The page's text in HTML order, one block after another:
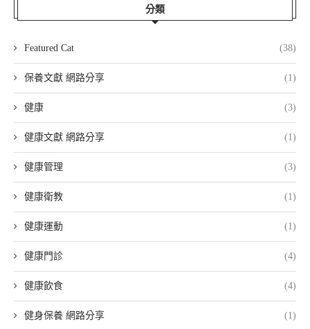
分類
Featured Cat (38)
保養文獻 網路分享 (1)
健康 (3)
健康文獻 網路分享 (1)
健康管理 (3)
健康衛教 (1)
健康運動 (1)
健康門診 (4)
健康飲食 (4)
健身保養 網路分享 (1)